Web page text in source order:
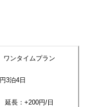
ワンタイムプラン
円3泊4 日
延長：+200円/日